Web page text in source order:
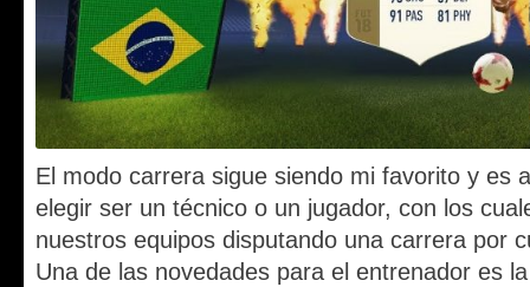
El modo carrera sigue siendo mi favorito y es
elegir ser un técnico o un jugador, con los
nuestros equipos disputando una carrera por
Una de las novedades para el entrenador es